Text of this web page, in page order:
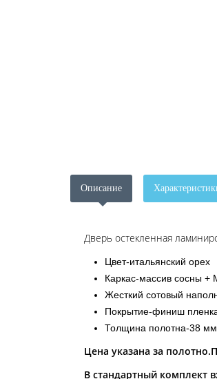
Описание
Дверь остекленная
Цвет-итальянский орех
Каркас-массив сосны +
Жесткий сотовый
Покрытие-финиш
Толщина полотна-38 мм
Цена указана за
В стандартный комплект